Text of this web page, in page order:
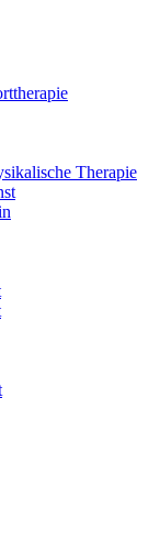
Therapie